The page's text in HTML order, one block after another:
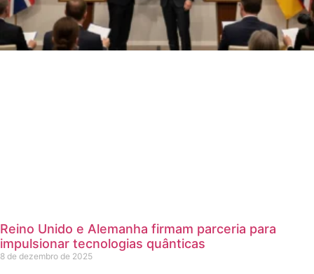
Reino Unido e Alemanha firmam parceria para
impulsionar tecnologias quânticas
8 de dezembro de 2025